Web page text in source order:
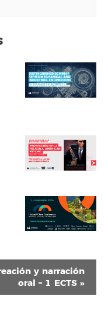
y narración
oral – 1 ECTS »